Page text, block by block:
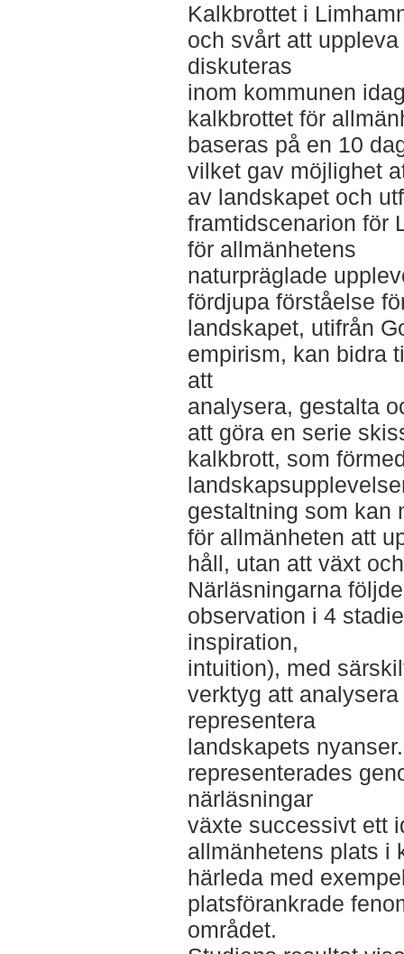
Kalkbrottet i
och svårt att
diskuteras
inom kommunen
kalkbrottet för
baseras på en 10
vilket gav möjlighet
av landskapet och
framtidscenarion för
för allmänhetens
naturpräglade
fördjupa förståelse
landskapet, utifrån
empirism, kan bidra
att
analysera, gestalta
att göra en serie
kalkbrott, som
gestaltning som kan
för allmänheten att
håll, utan att växt
Närläsningarna
observation i 4
inspiration,
intuition), med
verktyg att
representera
landskapets
representerades
närläsningar
växte successivt ett
allmänhetens plats i
härleda med
platsförankrade
området.